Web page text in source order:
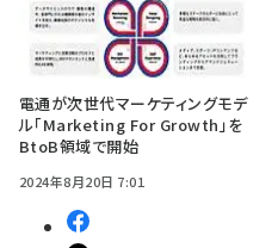
電通が次世代マーケティングモデ
ル「Marketing For Growth」を
BtoB領域で開始
2024年8月20日 7:01